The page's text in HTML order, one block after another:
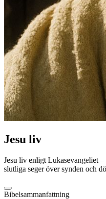
Jesu liv
Jesu liv enligt Lukasevangeliet
slutliga seger över synden och
Bibelsammanfattning